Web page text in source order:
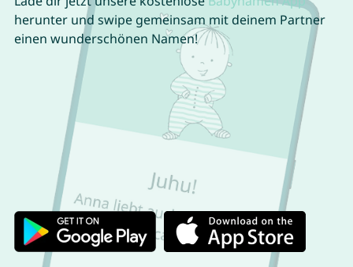
herunter und swipe gemeinsam mit deinem Partner
einen wunderschönen Namen!